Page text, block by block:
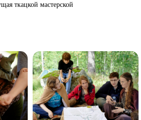
ткацкой мастерской